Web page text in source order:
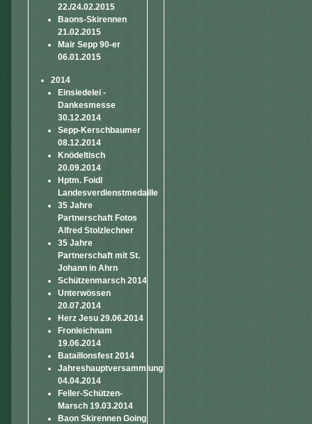
22./24.02.2015
Baons-Skirennen
21.02.2015
Mair Sepp 90-er
06.01.2015
2014
Einsiedelei -
Dankesmesse
30.12.2014
Sepp-Kerschbaumer
08.12.2014
Knödeltisch
20.09.2014
Hptm. Foidl
Landesverdienstmedaille
35 Jahre
Partnerschaft Fotos
Alfred Stolzlechner
35 Jahre
Partnerschaft mit St.
Johann in Ahrn
Schützenmarsch 2014
Unterwössen
20.07.2014
Herz Jesu 29.06.2014
Fronleichnam
19.06.2014
Bataillonsfest 2014
Jahreshauptversammlung
04.04.2014
Feller-Schützen-
Marsch 19.03.2014
Baon Skirennen Going